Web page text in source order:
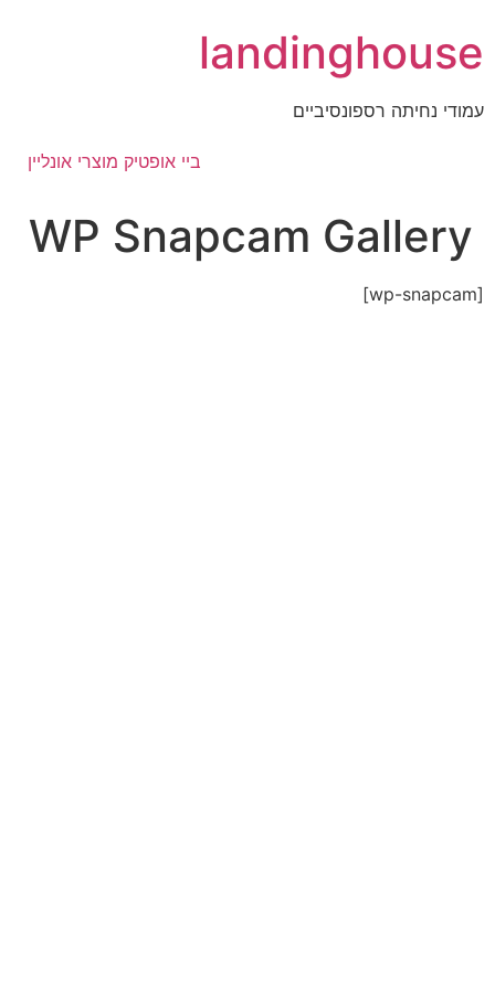
לתוכןlandinghouse
עמודי נחיתה רספונסיביים
ביי אופטיק מוצרי אונליין
WP Snapcam Gallery
[wp-snapcam]